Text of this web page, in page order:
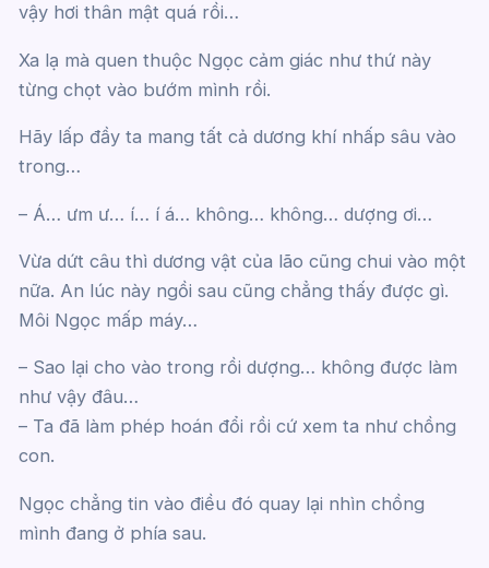
vậy hơi thân mật quá rồi…
Xa lạ mà quen thuộc Ngọc cảm giác như thứ này
từng chọt vào bướm mình rồi.
Hãy lấp đầy ta mang tất cả dương khí nhấp sâu vào
trong…
– Á… ưm ư… í… í á… không… không… dượng ơi…
Vừa dứt câu thì dương vật của lão cũng chui vào một
nữa. An lúc này ngồi sau cũng chẳng thấy được gì.
Môi Ngọc mấp máy…
– Sao lại cho vào trong rồi dượng… không được làm
như vậy đâu…
– Ta đã làm phép hoán đổi rồi cứ xem ta như chồng
con.
Ngọc chẳng tin vào điều đó quay lại nhìn chồng
mình đang ở phía sau.